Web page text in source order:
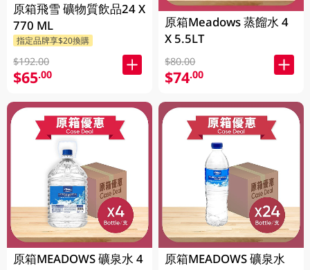
原箱飛雪 礦物質飲品24 X
770 ML
指定品牌享$20換購
$192.00
$65.00
原箱MEADOWS 礦泉水 4
原箱Meadows 蒸餾水 4
X 5.5LT
$80.00
$74.00
原箱MEADOWS 礦泉水